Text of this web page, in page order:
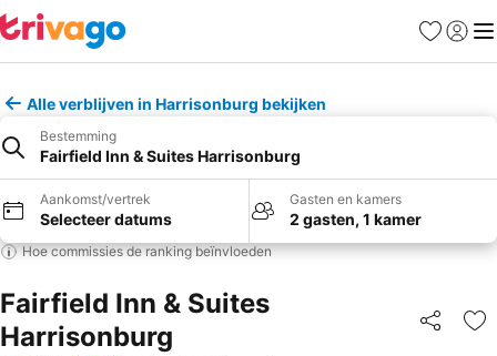
Favorieten
Alle verblijven in Harrisonburg bekijken
Bestemming
Fairfield Inn & Suites Harrisonburg
Aankomst/vertrek
Selecteer datums
Gasten en kamers
2 gasten, 1 kamer
Hoe commissies de ranking beïnvloeden
Fairfield Inn & Suites
Harrisonburg
Delen